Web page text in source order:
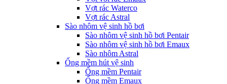
Vợt rác Waterco
Vợt rác Astral
Sào nhôm vệ sinh hồ bơi
Sào nhôm vệ sinh hồ bơi Pentair
Sào nhôm vệ sinh hồ bơi Emaux
Sào nhôm Astral
Ống mềm hút vệ sinh
Ống mềm Pentair
Ống mềm Emaux